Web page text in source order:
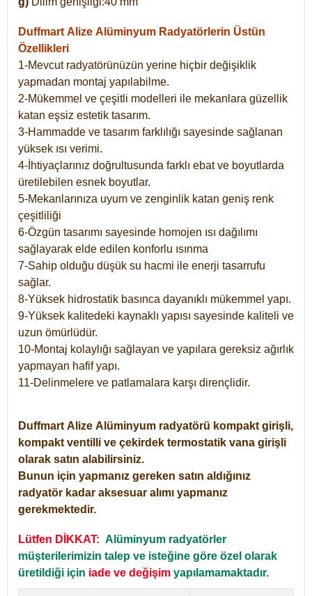
Duffmart Alize Alüminyum Radyatörlerin Üstün
Özellikleri
1-Mevcut radyatörünüzün yerine hiçbir değişiklik
yapmadan montaj yapılabilme.
2-Mükemmel ve çeşitli modelleri ile mekanlara güzellik
katan eşsiz estetik tasarım.
3-Hammadde ve tasarım farklılığı sayesinde sağlanan
yüksek ısı verimi.
4-İhtiyaçlarınız doğrultusunda farklı ebat ve boyutlarda
üretilebilen esnek boyutlar.
5-Mekanlarınıza uyum ve zenginlik katan geniş renk
çeşitliliği
6-Özgün tasarımı sayesinde homojen ısı dağılımı
sağlayarak elde edilen konforlu ısınma
7-Sahip olduğu düşük su hacmi ile enerji tasarrufu
sağlar.
8-Yüksek hidrostatik basınca dayanıklı mükemmel yapı.
9-Yüksek kalitedeki kaynaklı yapısı sayesinde kaliteli ve
uzun ömürlüdür.
10-Montaj kolaylığı sağlayan ve yapılara gereksiz ağırlık
yapmayan hafif yapı.
11-Delinmelere ve patlamalara karşı dirençlidir.
Duffmart Alize Alüminyum radyatörü kompakt girişli,
kompakt ventilli ve çekirdek termostatik vana girişli
olarak satın alabilirsiniz.
Bunun için yapmanız gereken satın aldığınız
radyatör kadar aksesuar alımı yapmanız
gerekmektedir.
Lütfen DİKKAT: Alüminyum radyatörler
müşterilerimizin talep ve isteğine göre özel olarak
üretildiği için iade ve değişim yapılamamaktadır.